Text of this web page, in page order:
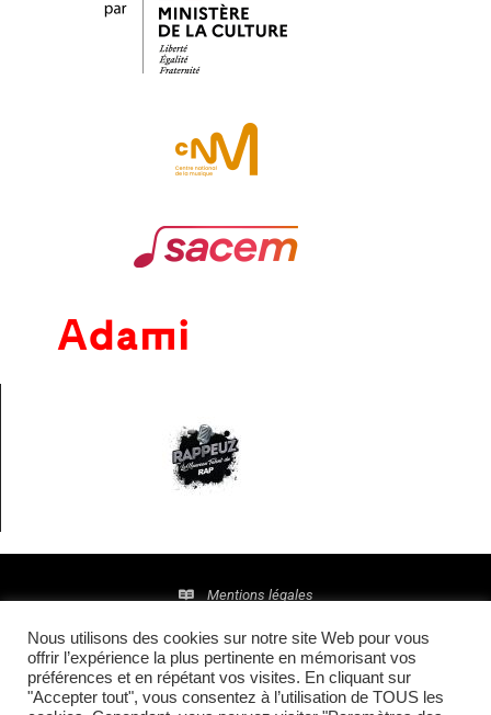
Mentions légales
Politique de confidentialité
© 2016 • Site maintenu et mis à jour parTI(E)GER
Nous utilisons des cookies sur notre site Web pour vous
offrir l’expérience la plus pertinente en mémorisant vos
préférences et en répétant vos visites. En cliquant sur
"Accepter tout", vous consentez à l’utilisation de TOUS les